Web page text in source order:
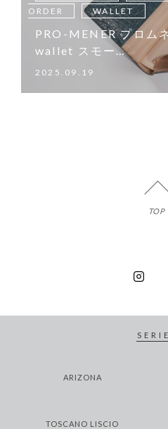
ORDER
WALLET
PRO-MENER プロ
wallet スモー…
2025.09.19
TOP
ARIZONA
TOSCANO LISCIO